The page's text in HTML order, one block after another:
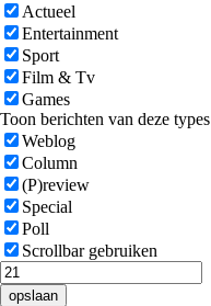
Actueel
Entertainment
Sport
Film & Tv
Games
Toon berichten van deze types
Weblog
Column
(P)review
Special
Poll
Scrollbar gebruiken
opslaan